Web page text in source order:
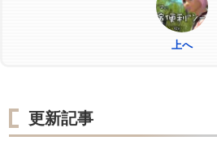
上へ
更新記事